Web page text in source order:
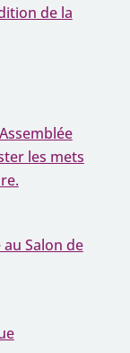
de la
les mets
Salon de